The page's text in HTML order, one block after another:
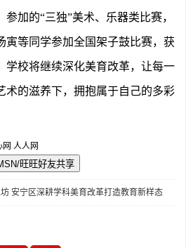
参加的“三独”美术、乐器类比赛，
寅等同学参加全国架子鼓比赛，获
学校将继续深化美育改革，让每一
术的滋养下，拥抱属于自己的多彩
网 人人网
安宁区深耕学科美育改革打造教育新样态